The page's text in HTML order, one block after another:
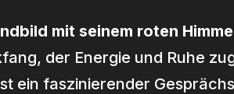
mit seinem roten
der Energie und Ruhe
ein faszinierender